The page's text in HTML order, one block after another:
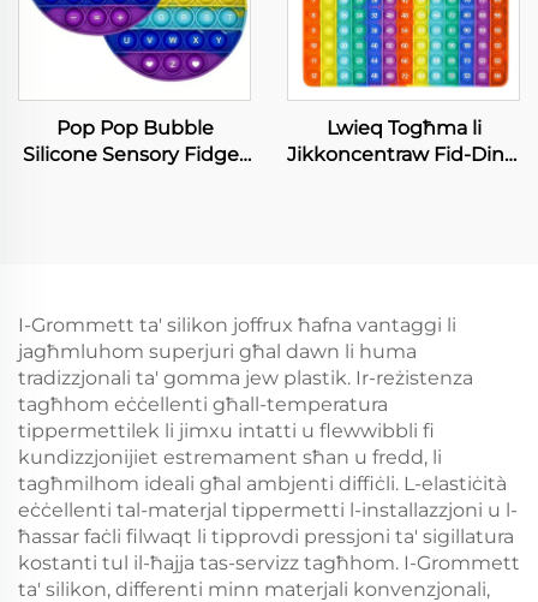
Pop Pop Bubble
Silicone Sensory Fidget
Lwieq Togħma li
Jikkoncentraw Fid-Dinja
I-Grommett ta' silikon joffrux ħafna vantaggi li
jagħmluhom superjuri għal dawn li huma
tradizzjonali ta' gomma jew plastik. Ir-reżistenza
tagħhom eċċellenti għall-temperatura
tippermettilek li jimxu intatti u flewwibbli fi
kundizzjonijiet estremament sħan u fredd, li
tagħmilhom ideali għal ambjenti diffiċli. L-elastiċità
eċċellenti tal-materjal tippermetti l-installazzjoni u l-
ħassar faċli filwaqt li tipprovdi pressjoni ta' sigillatura
kostanti tul il-ħajja tas-servizz tagħhom. I-Grommett
ta' silikon, differenti minn materjali konvenzjonali,